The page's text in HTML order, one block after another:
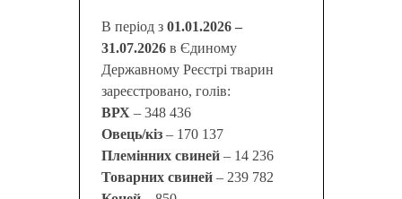
В період з01.01.2026 –
31.07.2026 в Єдиному
Державному Реєстрі тварин
зареєстровано, голів:
ВРХ – 348 436
Овець/кіз– 170 137
Племінних свиней– 14 236
Товарних свиней– 239 782